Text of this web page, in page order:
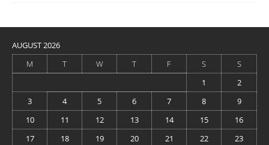
AUGUST 2026
M
T W T F S
S
1
2
3
4 5 6 7 8
9
10
11 12 13 14 15
16
17
18 19 20 21 22
23